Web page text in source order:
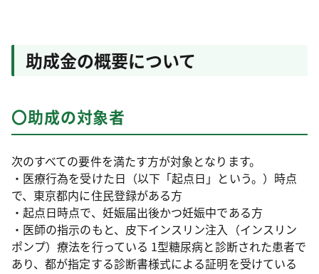
助成金の概要について
〇助成の対象者
次のすべての要件を満たす方が対象となります。
・医療行為を受けた日（以下「起点日」という。）時点
で、東京都内に住民登録がある方
・起点日時点で、妊娠届出後かつ妊娠中である方
・医師の指示のもと、皮下インスリン注入（インスリン
ポンプ）療法を行っている 1型糖尿病と診断された患者で
あり、都が指定する診断書様式による証明を受けている